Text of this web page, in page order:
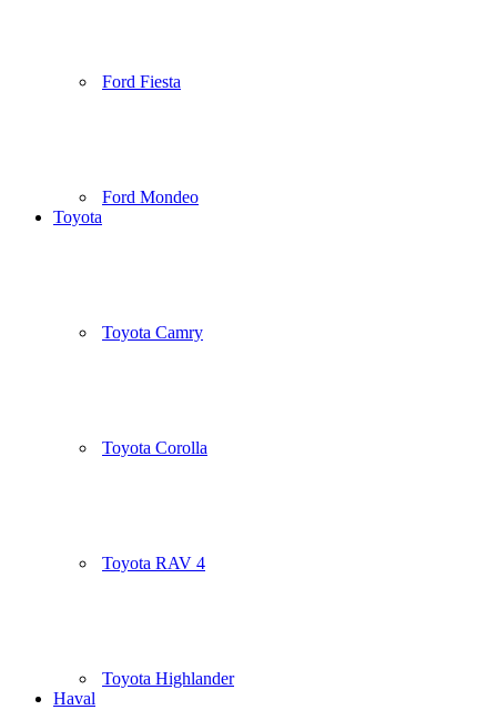
Ford Fiesta
Ford Mondeo
Toyota
Toyota Camry
Toyota Corolla
Toyota RAV 4
Toyota Highlander
Haval